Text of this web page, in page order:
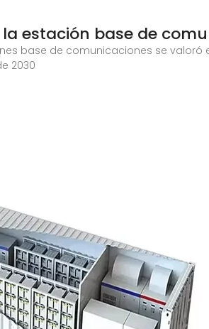
estación base de
base de comunicaciones se valoró
2030